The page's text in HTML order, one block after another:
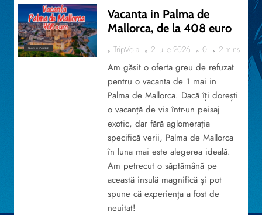
TRAVEL BY YOURSELF
Vacanta in Palma de
Mallorca, de la 408 euro
TripVola 2 iulie 2026 0 2 mins
Am găsit o oferta greu de refuzat
pentru o vacanta de 1 mai in
Palma de Mallorca. Dacă îți dorești
o vacanță de vis într-un peisaj
exotic, dar fără aglomerația
specifică verii, Palma de Mallorca
în luna mai este alegerea ideală.
Am petrecut o săptămână pe
această insulă magnifică și pot
spune că experiența a fost de
neuitat!